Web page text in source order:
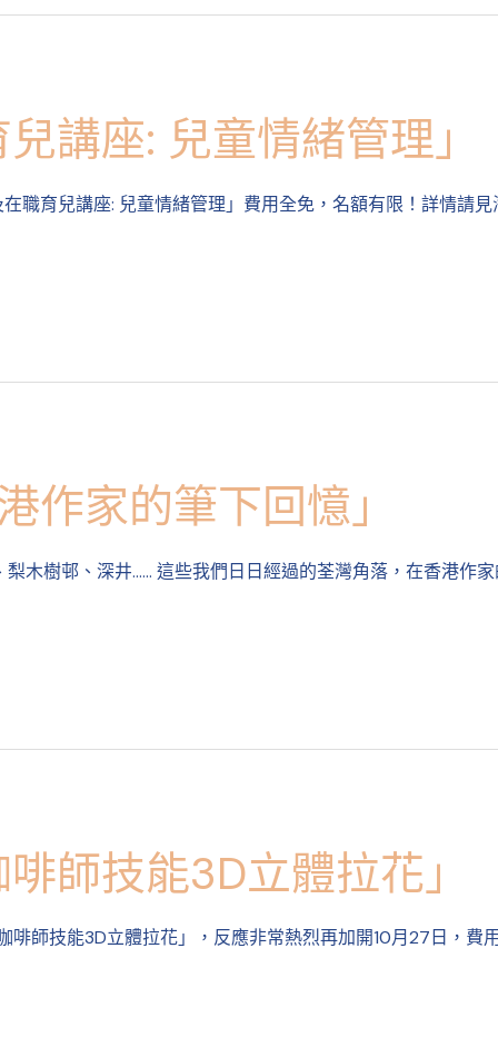
講座: 兒童情緒管理」
職育兒講座: 兒童情緒管理」費用全免，名額有限！詳情請見
作家的筆下回憶」
木樹邨、深井…… 這些我們日日經過的荃灣角落，在香港作
師技能3D立體拉花」
啡師技能3D立體拉花」，反應非常熱烈再加開10月27日，費